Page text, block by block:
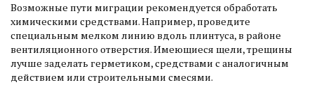
Возможные пути миграции рекомендуется обработать
химическими средствами. Например, проведите
специальным мелком линию вдоль плинтуса, в районе
вентиляционного отверстия. Имеющиеся щели, трещины
лучше заделать герметиком, средствами с аналогичным
действием или строительными смесями.